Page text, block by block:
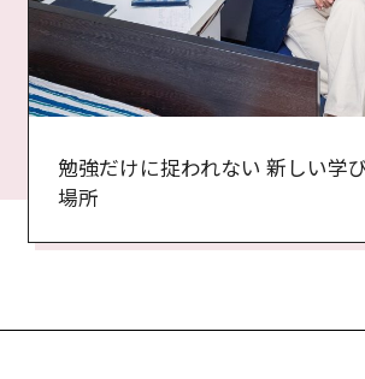
勉強だけに捉われない 新しい学
場所